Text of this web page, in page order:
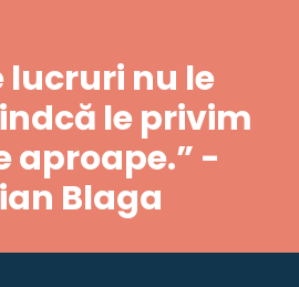
lucruri nu le
le privim
aproape.” -
Blaga